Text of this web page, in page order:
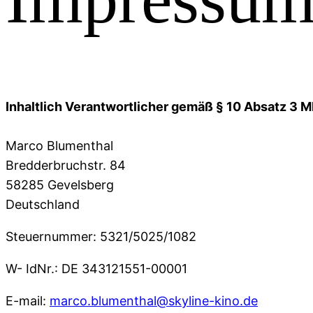
Inhaltlich Verantwortlicher gemäß § 10 Absatz 3
Marco Blumenthal
Bredderbruchstr. 84
58285 Gevelsberg
Deutschland
Steuernummer: 5321/5025/1082
W- IdNr.: DE 343121551-00001
E-mail: marco.blumenthal@skyline-kino.de